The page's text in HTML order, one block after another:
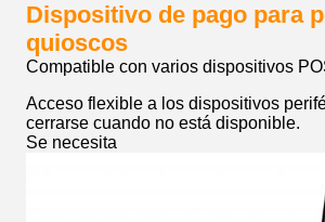
Dispositivo de pago para
quioscos
Compatible con varios dispositivos
Acceso flexible a los dispositivos
cerrarse cuando no está disponible.
Se necesita